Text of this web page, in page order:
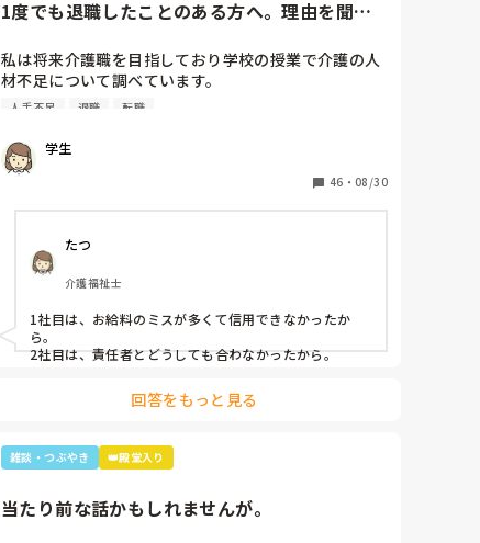
たんやったけ？子どもは？」と。
で、入浴介助でなければマシンガントークに成程(笑)
近くにいた職員がその利用者さんに「この子にその話
したら永遠に話すからあかんよ(笑)」と言われるほど
年齢や認知症の事を考えても、嵐のメンバー3人とキ
ムタクが誰と結婚したのか覚えていた事に驚きながら
1度でも退職したことのある方へ。理由を聞か
私は将来介護職を目指しており学校の授業で介護の人
材不足について調べています。
そこで介護の仕事をやめた理由についてアンケートを
関係など)
多くの回答が必要なので本人ではなく知人の方がやめ
た理由などでも教えていただけると助かります。
ご協力お願いします🙇🏻‍♀️
人手不足 退職 転職
学生
46 ・ 08/30
たつ
介護福祉士
1社目は、お給料のミスが多くて信用できなかったか
ら。
2社目は、責任者とどうしても合わなかったから。
回答をもっと見る
雑談・つぶやき 👑殿堂入り
当たり前な話かもしれませんが。